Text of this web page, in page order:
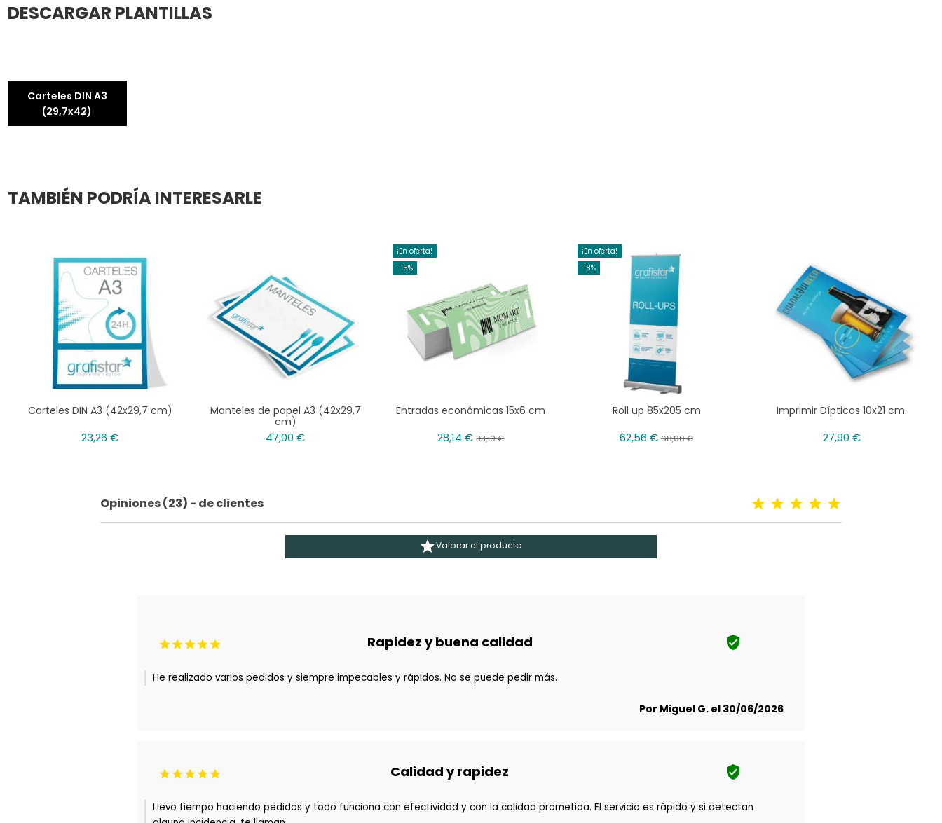
DESCARGAR PLANTILLAS
Carteles DIN A3
(29,7x42)
TAMBIÉN PODRÍA INTERESARLE
Carteles DIN A3 (42x29,7 cm)
23,26 €
Manteles de papel A3 (42x29,7
cm)
47,00 €
¡En oferta!
-15%
Entradas económicas 15x6 cm
28,14 €33,10 €
¡En oferta!
-8%
Roll up 85x205 cm
62,56 €68,00 €
Imprimir Dípticos 10x21 cm.
27,90 €
Opiniones (23) - de clientes
Valorar el producto
     Rapidez y buena calidad 
He realizado varios pedidos y siempre impecables y rápidos. No se puede pedir más.
Por Miguel G. el 30/06/2026
     Calidad y rapidez 
Llevo tiempo haciendo pedidos y todo funciona con efectividad y con la calidad prometida. El servicio es rápido y si detectan